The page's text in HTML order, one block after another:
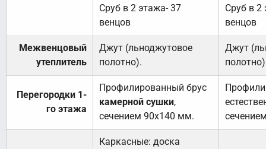
Сруб в 2 этажа- 37
венцов
Сруб в 2
венцов
Межвенцовый
утеплитель
Джут (льноджутовое
полотно).
Джут
Перегородки 1-
го этажа
Профилированный брус
камерной сушки,
сечением 90х140 мм.
Каркасные: доска